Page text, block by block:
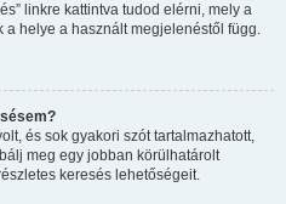
linkre kattintva tudod elérni, mely a
helye a használt megjelenéstől függ.
és sok gyakori szót tartalmazhatott,
meg egy jobban körülhatárolt
keresés lehetőségeit.